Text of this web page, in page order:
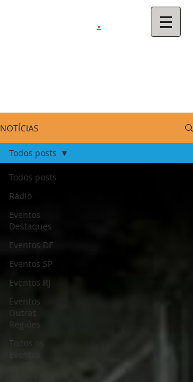
.
NOTÍCIAS
Todos posts
Rádio
Eventos
Destaques
Eventos DF
Eventos SP
Eventos RJ
Eventos
Outras
Regiões
Todos os
Todos posts